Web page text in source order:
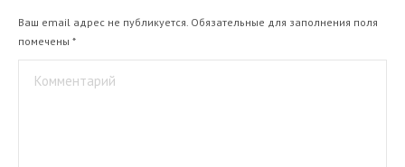
Ваш email адрес не публикуется. Обязательные для заполнения поля
помечены *
Комментарий